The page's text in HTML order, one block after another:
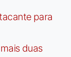
para
duas